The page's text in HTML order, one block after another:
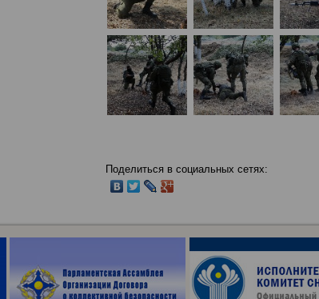
Поделиться в социальных сетях: